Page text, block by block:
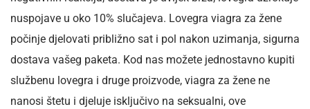
nuspojave u oko 10% slučajeva. Lovegra viagra za žene
počinje djelovati približno sat i pol nakon uzimanja, sigurna
dostava vašeg paketa. Kod nas možete jednostavno kupiti
službenu lovegra i druge proizvode, viagra za žene ne
nanosi štetu i djeluje isključivo na seksualni, ove